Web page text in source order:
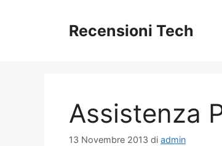
Recensioni Tech
Assistenza
13 Novembre 2013 di admin